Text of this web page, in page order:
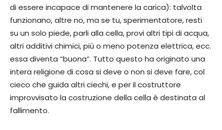
di essere incapace di mantenere la carica): talvolta
funzionano, altre no, ma se tu, sperimentatore, resti
su un solo piede, parli alla cella, provi altri tipi di acqua,
altri additivi chimici, più o meno potenza elettrica, ecc.
essa diventa “buona”. Tutto questo ha originato una
intera religione di cosa si deve o non si deve fare, col
cieco che guida altri ciechi, e per il costruttore
improvvisato la costruzione della cella è destinata al
fallimento.